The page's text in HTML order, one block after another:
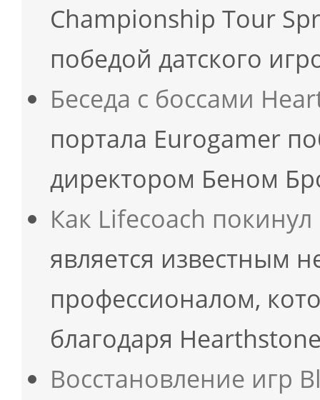
Championship Tour
победой датского
Беседа с боссами
портала Eurogamer
директором Беном
Как Lifecoach
является известным
профессионалом,
благодаря
Восстановление игр